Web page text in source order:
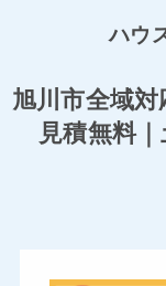
ハウ
旭川市全域対
見積無料